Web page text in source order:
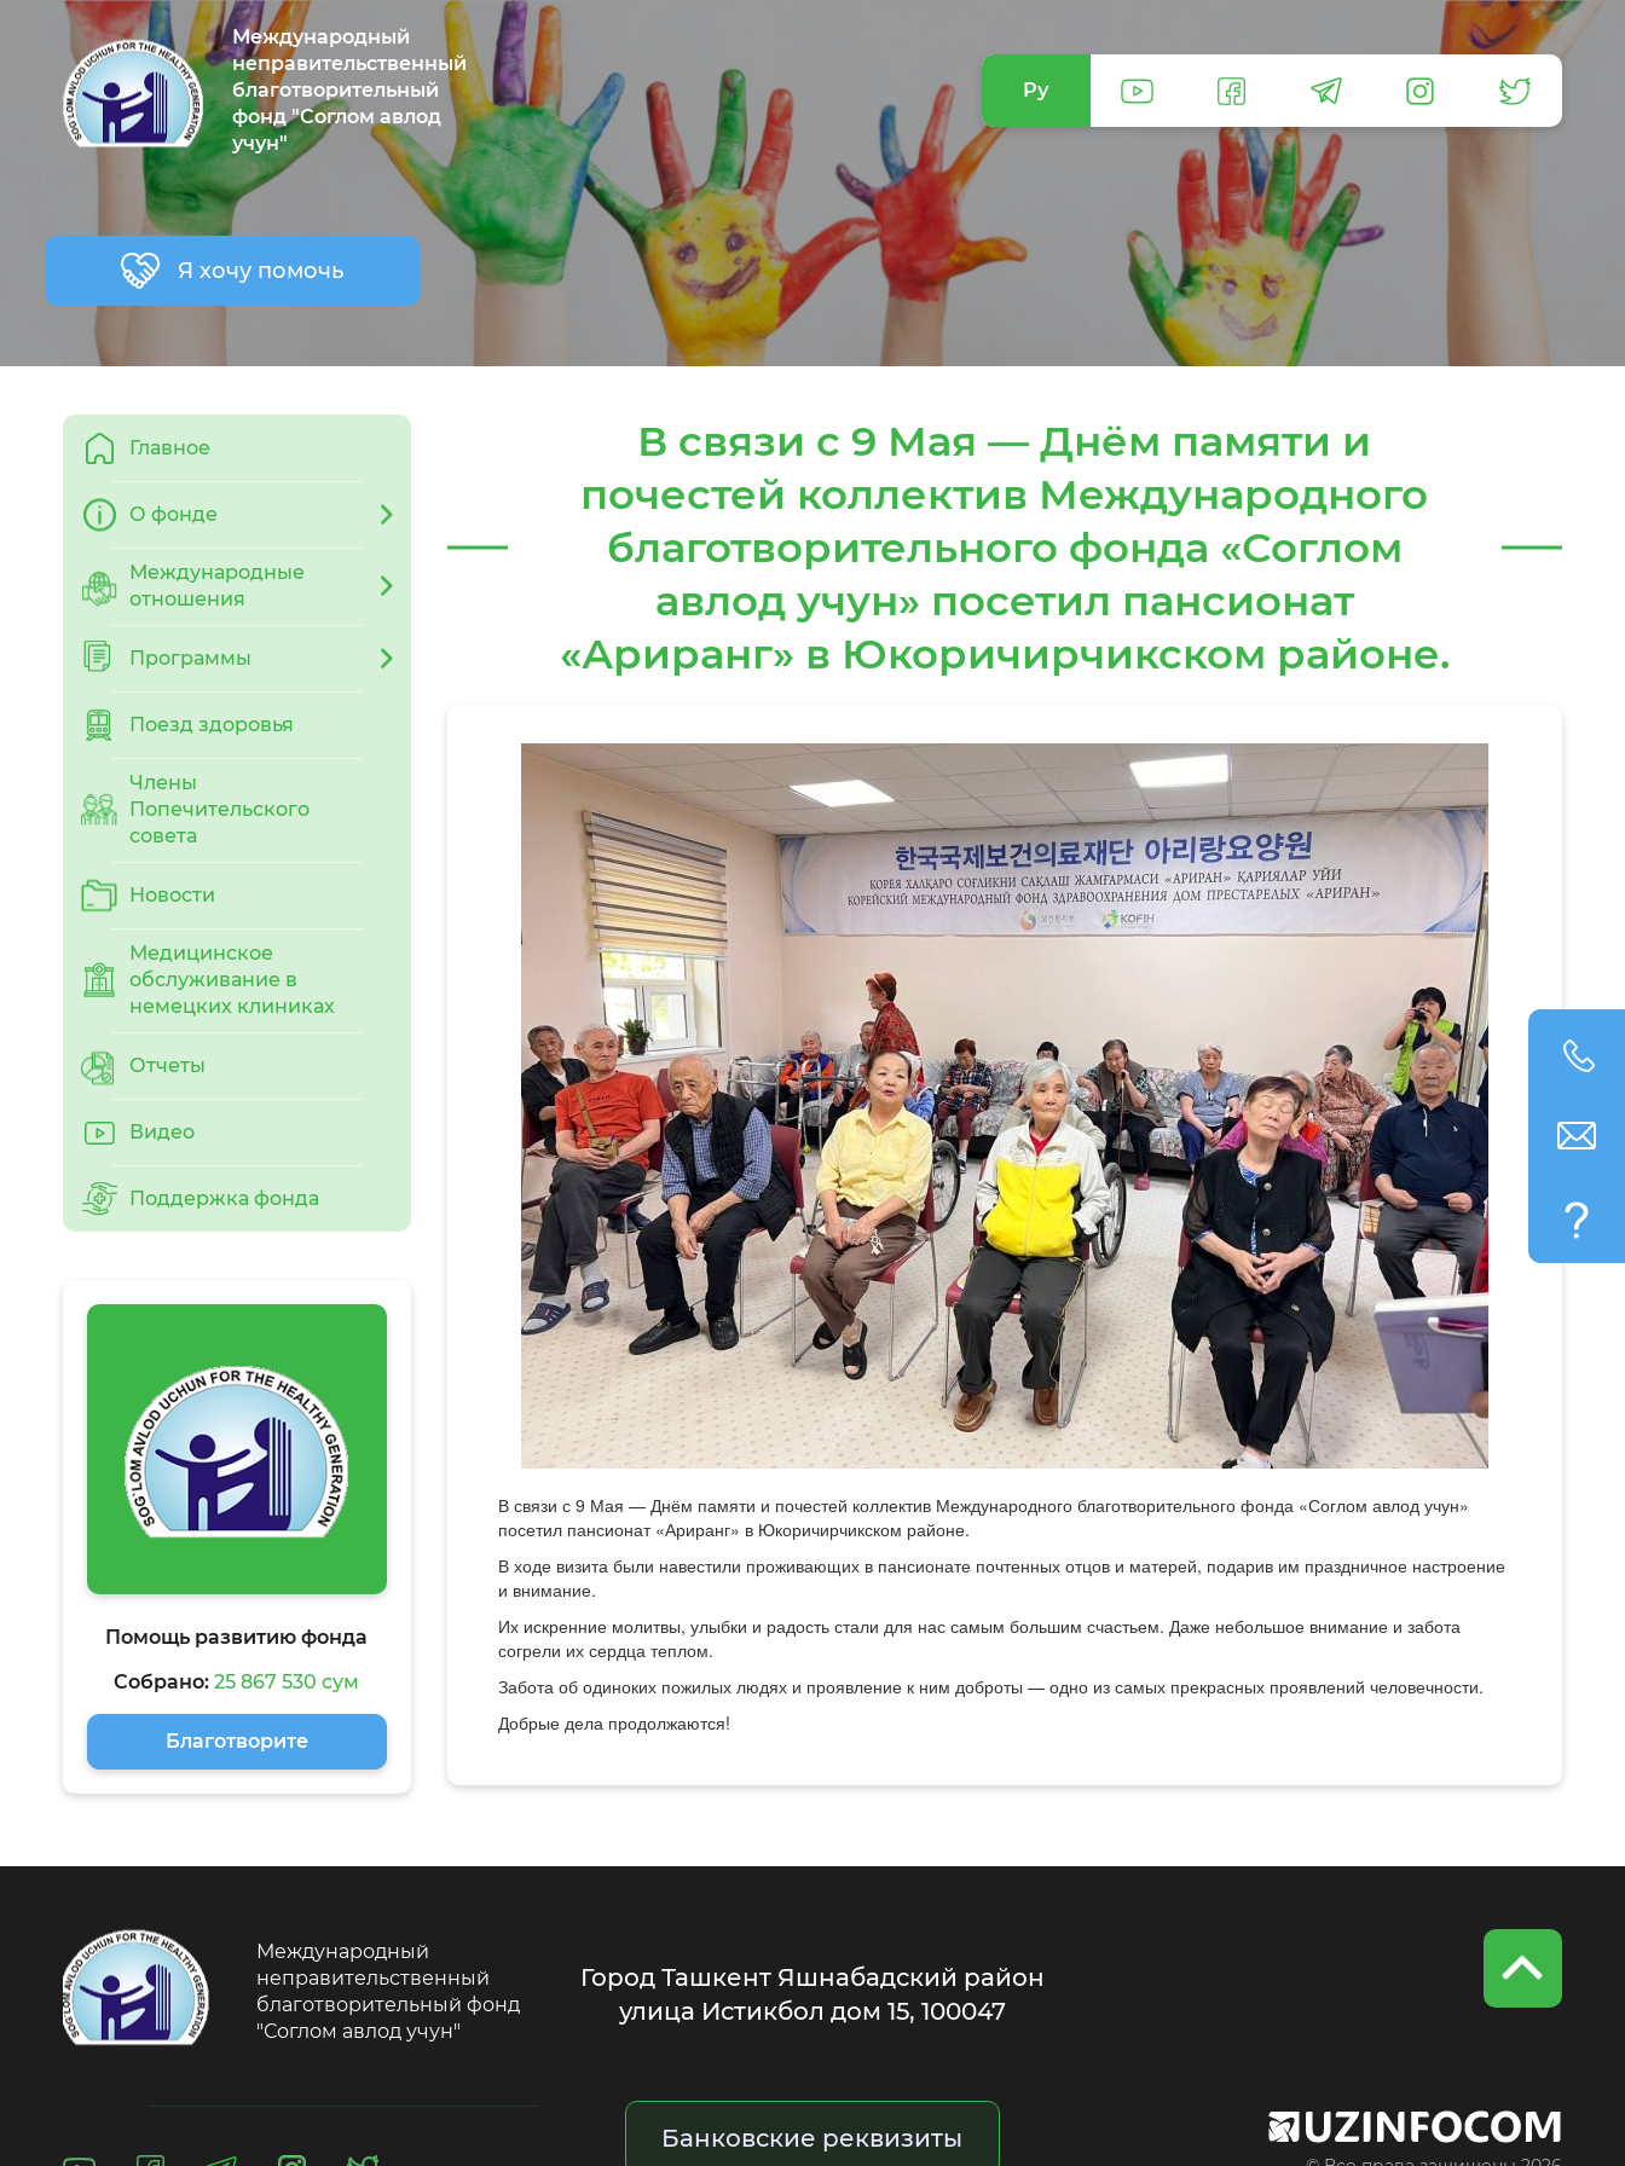
Международный
неправительственный
благотворительный
фонд "Соглом авлод
учун"
Ру
Я хочу помочь
Главное
О фонде
Международные
отношения
Программы
Поезд здоровья
Члены
Попечительского
совета
Новости
Медицинское
обслуживание в
немецких клиниках
Отчеты
Видео
Поддержка фонда
Помощь развитию фонда
Собрано:25 867 530 сум
Благотворите
В связи с 9 Мая — Днём памяти и
почестей коллектив Международного
благотворительного фонда «Соглом
авлод учун» посетил пансионат
«Ариранг» в Юкоричирчикском районе.
В связи с 9 Мая — Днём памяти и почестей коллектив Международного благотворительного фонда «Соглом авлод учун»
посетил пансионат «Ариранг» в Юкоричирчикском районе.
В ходе визита были навестили проживающих в пансионате почтенных отцов и матерей, подарив им праздничное настроение
и внимание.
Их искренние молитвы, улыбки и радость стали для нас самым большим счастьем. Даже небольшое внимание и забота
согрели их сердца теплом.
Забота об одиноких пожилых людях и проявление к ним доброты — одно из самых прекрасных проявлений человечности.
Добрые дела продолжаются!
Международный
неправительственный
благотворительный фонд
"Соглом авлод учун"
Город Ташкент Яшнабадский район
улица Истикбол дом 15, 100047
Банковские реквизиты